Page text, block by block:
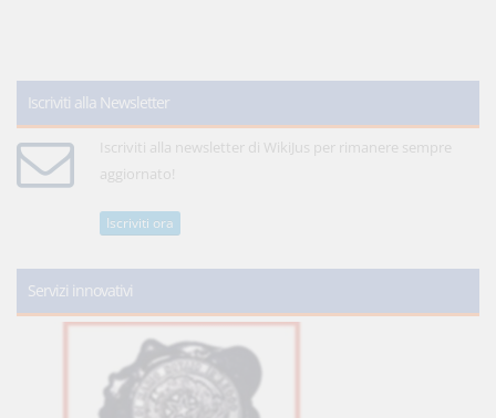
Iscriviti alla Newsletter
Iscriviti alla newsletter di WikiJus per rimanere sempre
aggiornato!
Iscriviti ora
Servizi innovativi